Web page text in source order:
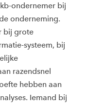
ondernemer bij
onderneming.
bij grote
systeem, bij
razendsnel
hebben aan
Iemand bij